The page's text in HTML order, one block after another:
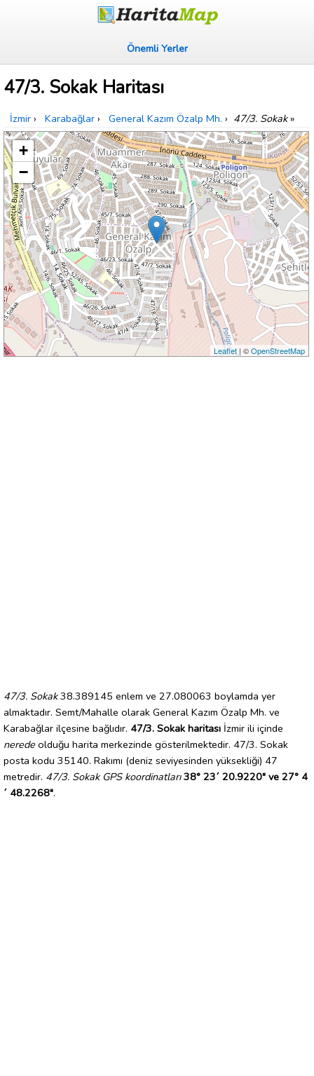
Önemli Yerler
47/3. Sokak Haritası
İzmir › Karabağlar › General Kazım Özalp Mh. › 47/3. Sokak»
+
−
Leaflet| ©OpenStreetMap
47/3. Sokak38.389145 enlem ve 27.080063 boylamda yer
almaktadır. Semt/Mahalle olarak General Kazım Özalp Mh. ve
Karabağlar ilçesine bağlıdır. 47/3. Sokak haritası İzmir ili içinde
nerede olduğu harita merkezinde gösterilmektedir. 47/3. Sokak
posta kodu 35140. Rakımı (deniz seviyesinden yüksekliği) 47
metredir. 47/3. Sokak GPS koordinatları 38° 23´ 20.9220" ve 27° 4
´ 48.2268".